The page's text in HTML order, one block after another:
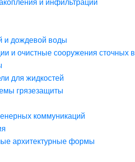
и инфильтрации
и дождевой воды
и очистные сооружения сточных в
для жидкостей
грязезащиты
коммуникаций
архитектурные формы